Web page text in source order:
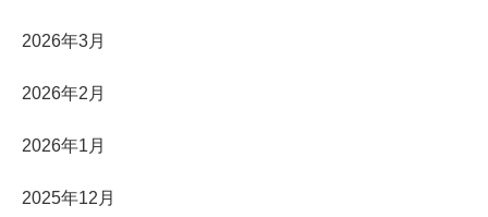
2026年3月
2026年2月
2026年1月
2025年12月